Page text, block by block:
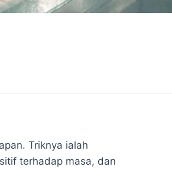
Triknya ialah
terhadap masa, dan